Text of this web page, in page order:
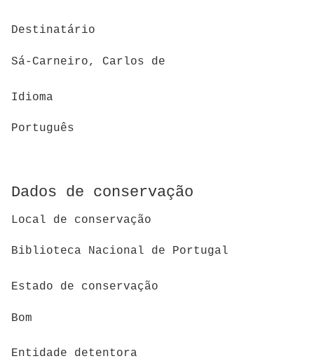
Destinatário
Sá-Carneiro, Carlos de
Idioma
Português
Dados de conservação
Local de conservação
Biblioteca Nacional de Portugal
Estado de conservação
Bom
Entidade detentora